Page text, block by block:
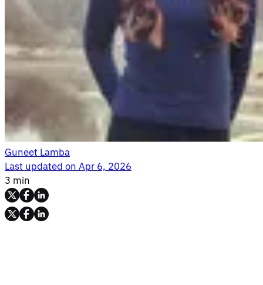
Guneet Lamba
Last updated onApr 6, 2026
3 min